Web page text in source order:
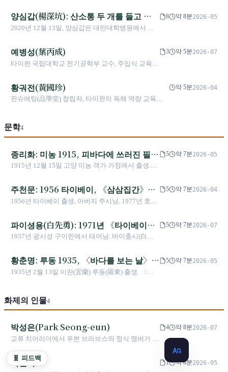
다. 무대 위에서 그녀가 말한 것은 ‘나’가 아니라
‘우리’였다.
자기주도학습으로 타이완의 교육 격차를 메우려
했다. 그러나 전 세계 연구는 거의 한쪽을 가리킨
다. 이런 도구는 애초에 부족하지 않은 아이들에
그가 건 일은 여전히 성공했다는 독립적 증거가
없다. 그리고 그가 '증명할 수 없음'을 대하는 방식
양심갑(楊深坑): 산소통 두 개를 들고 제
자 구술시험에 나간 교육 철학자
2020년 12월 13일, 양심갑은 대만대학병원에서 퇴
아래 사범대학으로 가 박사과정 학생의 논문 구술시
험을 맡았다. 8개월 후 그가 세상을 떠났는데, 그것
이 생전 마지막 구술시험이었다. 아테네대학교 철학
獎) 수상자인 그는 44년의 교육 경력으로 대만 교육
철학의 학문적 기초를 구축했다.
8 약 8분2026-05
예병성(葉丙成)
타이완 국립대학교 전기공학부 교수, 주입식 교육에
여 2014년 세계 교육 혁신 대상을 수상함
3 약 5분2026-07
황궈전(黃國珍)
핀슈에탕(品學堂) 창립자, 타이완의 독해 역량 교육을
약 5분2026-04
문학4
종리화: 미농 1915, 피바다에 쓰러진 필경
자
1915년 12월 15일 고양 미농 객가 가정에서 출생.
표작 《릿산농장》(장편), 《원향인》(단편, 1959년
완성), 《가난한 부부》. ‘피바다에 쓰러진 필경
자’라 불리며 종종 ‘대만 토착문학의 아버지’라 존경
을 토하며 사망, 향년 44세.
5 약 7분2026-05
주천문: 1956 타이베이, 《삼삼집간》에
서 《비정도시》 베니스 금사까지
1956년 타이베이 출생, 아버지 주시닝. 1977년 호란
의 전속 각본가로 활동하며, 대표작 《비정도시》는
1989년 베니스 국제영화제 금사상 수상. 1994년
《황수수기》로 시보문학장 장편소설 대상 수상. 각
있음.
5 약 7분2026-04
파이셩용(白先勇): 1971년 《타이베이런
(台北人)》에서 청춘판 《목단정(牡丹
1937년 광시성 구이린에서 태어남. 바이충시(白崇
학, 왕원싱(王文興) 등과 함께 《현대문학(現代文
學)》 창간. 1971년 《타이베이런》 14편 단편소설
집 출간. 1983년 《얼자(孽子)》 출간. 2003년 청춘
5 약 7분2026-07
황춘명: 루동 1935, 〈바다를 보는 날〉에
서 〈아들의 대형인형〉까지, 소인물을
1935년 2월 13일 이란(宜蘭) 루동(羅東) 출생. 〈바
표. 1977년 향토문학 논쟁. 우삼련(吳三連) 문예상,
국가문예상 수상. 차남 황국준(黃國峻, 작가) 2003년
로 각색. 2026년 현재 생존.
5 약 7분2026-05
화제의 인물4
박성은(Park Seong-eun)
교류 치어리더에서 푸본 브라브스의 정식 멤버가 되
국인 치어리더 5인방의 새로운 세대를 대표한다.
4 약 8분2026-07
박민서 1 약 8분2026-05
🧬 피드백